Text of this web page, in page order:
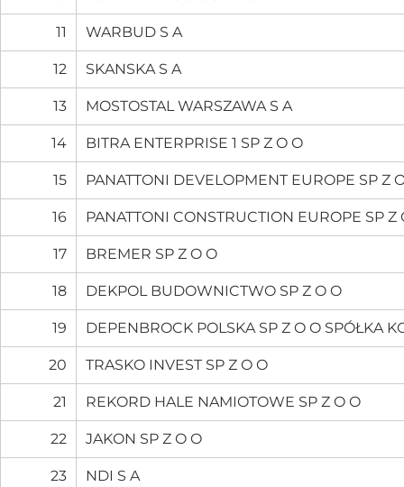
11 WARBUD S A
12 SKANSKA S A
13 MOSTOSTAL WARSZAWA S A
14 BITRA ENTERPRISE 1 SP Z O O
15 PANATTONI DEVELOPMENT EUROPE SP Z
16 PANATTONI CONSTRUCTION EUROPE SP Z
17 BREMER SP Z O O
18 DEKPOL BUDOWNICTWO SP Z O O
19 DEPENBROCK POLSKA SP Z O O SPÓŁKA
20 TRASKO INVEST SP Z O O
21 REKORD HALE NAMIOTOWE SP Z O O
22 JAKON SP Z O O
23 NDI S A